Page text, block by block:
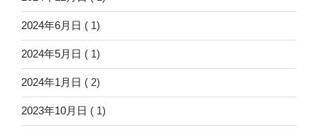
2024年6月日 ( 1)
2024年5月日 ( 1)
2024年1月日 ( 2)
2023年10月日 ( 1)